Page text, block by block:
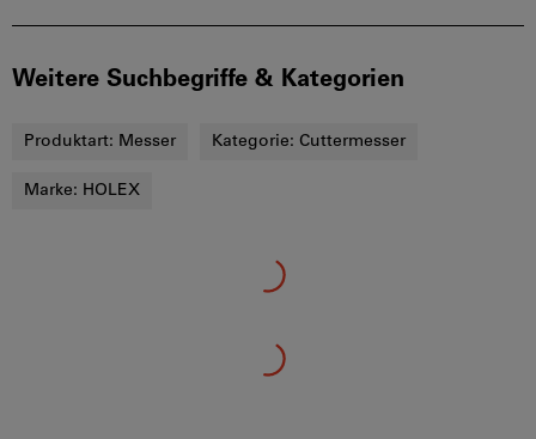
Weitere Suchbegriffe & Kategorien
Produktart: Messer Kategorie: Cuttermesser
Marke: HOLEX